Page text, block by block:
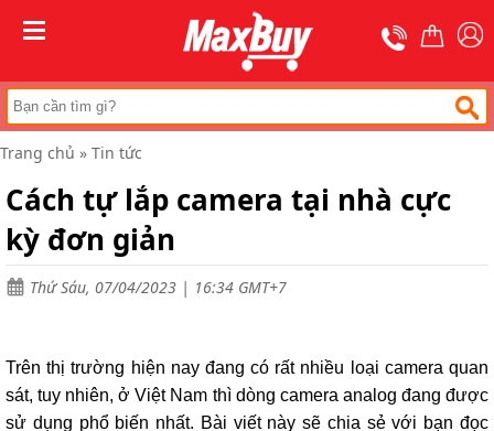
Trang
chủ
Thang
chữ
A
nhôm
rút
Thang
nhôm
cách
điện
nhôm
ghế
Thang
Trang chủ » Tin tức
Cách tự lắp camera tại nhà cực
kỳ đơn giản
Thứ Sáu, 07/04/2023 | 16:34 GMT+7
Trên thị trường hiện nay đang có rất nhiều loại camera quan
sát, tuy nhiên, ở Việt Nam thì dòng camera analog đang được
sử dụng phổ biến nhất. Bài viết này sẽ chia sẻ với bạn đọc